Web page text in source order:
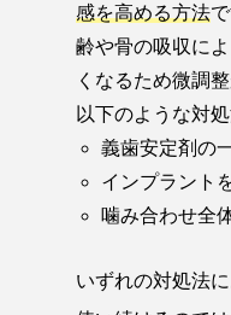
感を高める方法
齢や骨の吸収に
くなるため微調
以下のような対
義歯安定剤の
インプラント
噛み合わせ全
いずれの対処法